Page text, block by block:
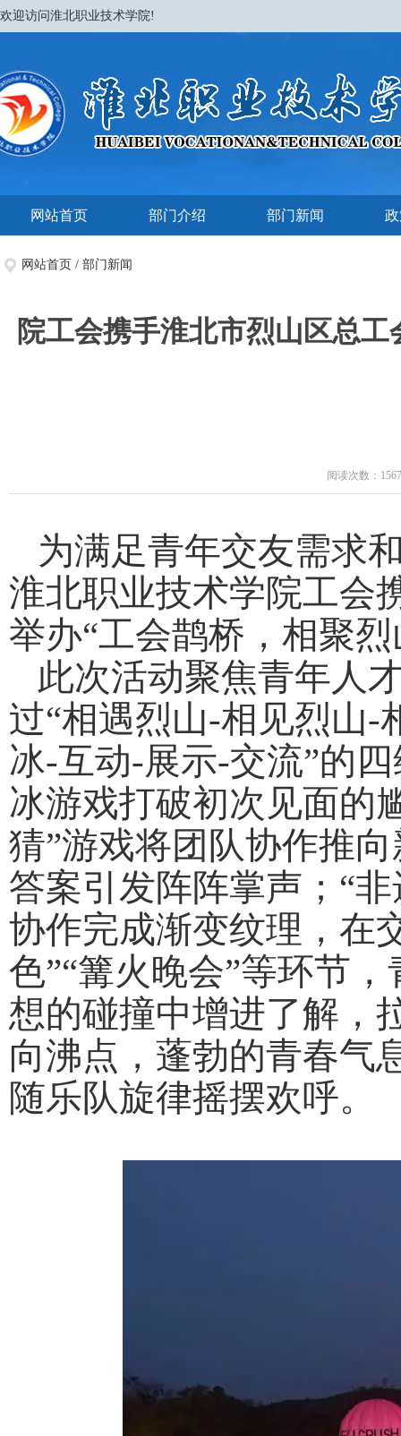
欢迎访问淮北职业技术学院!
网站首页 部门介绍 部门新闻
网站首页 / 部门新闻
院工会携手淮北市烈山区总
阅读次数：1567
为满足青年交友需求
淮北职业技术学院工会
举办“工会鹊桥，相聚
此次活动聚焦青年人
过“相遇烈山-相见烈山-
冰-互动-展示-交流”的
冰游戏打破初次见面的
猜”游戏将团队协作推
答案引发阵阵掌声；“
协作完成渐变纹理，在
色”“篝火晚会”等环节
想的碰撞中增进了解，
向沸点，蓬勃的青春气
随乐队旋律摇摆欢呼。